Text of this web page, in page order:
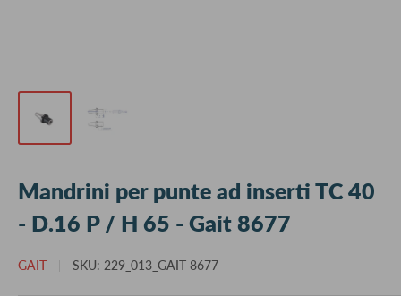
Mandrini per punte ad inserti TC 40
- D.16 P / H 65 - Gait 8677
GAIT SKU: 229_013_GAIT-8677